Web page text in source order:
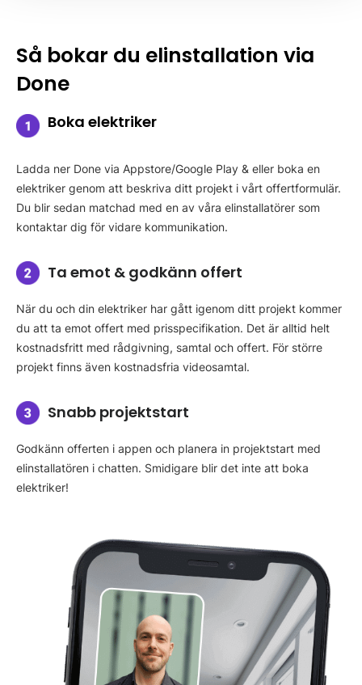
Så bokar du elinstallation via
Done
Boka elektriker
Ladda ner Done via Appstore/Google Play & eller boka en
elektriker genom att beskriva ditt projekt i vårt offertformulär.
Du blir sedan matchad med en av våra elinstallatörer som
kontaktar dig för vidare kommunikation.
Ta emot & godkänn offert
När du och din elektriker har gått igenom ditt projekt kommer
du att ta emot offert med prisspecifikation. Det är alltid helt
kostnadsfritt med rådgivning, samtal och offert. För större
projekt finns även kostnadsfria videosamtal.
Snabb projektstart
Godkänn offerten i appen och planera in projektstart med
elinstallatören i chatten. Smidigare blir det inte att boka
elektriker!